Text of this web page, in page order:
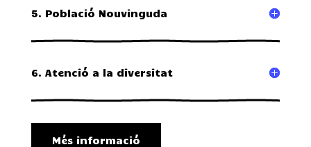
5. Població Nouvinguda
6. Atenció a la diversitat
Més informació